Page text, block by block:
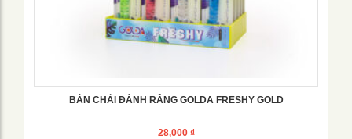
BÀN CHẢI ĐÁNH RĂNG GOLDA FRESHY GOLD
28,000 ₫